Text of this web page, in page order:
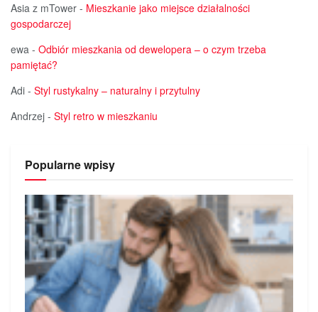
Asia z mTower - Mieszkanie jako miejsce działalności
gospodarczej
ewa - Odbiór mieszkania od dewelopera – o czym trzeba
pamiętać?
Adi - Styl rustykalny – naturalny i przytulny
Andrzej - Styl retro w mieszkaniu
Popularne wpisy